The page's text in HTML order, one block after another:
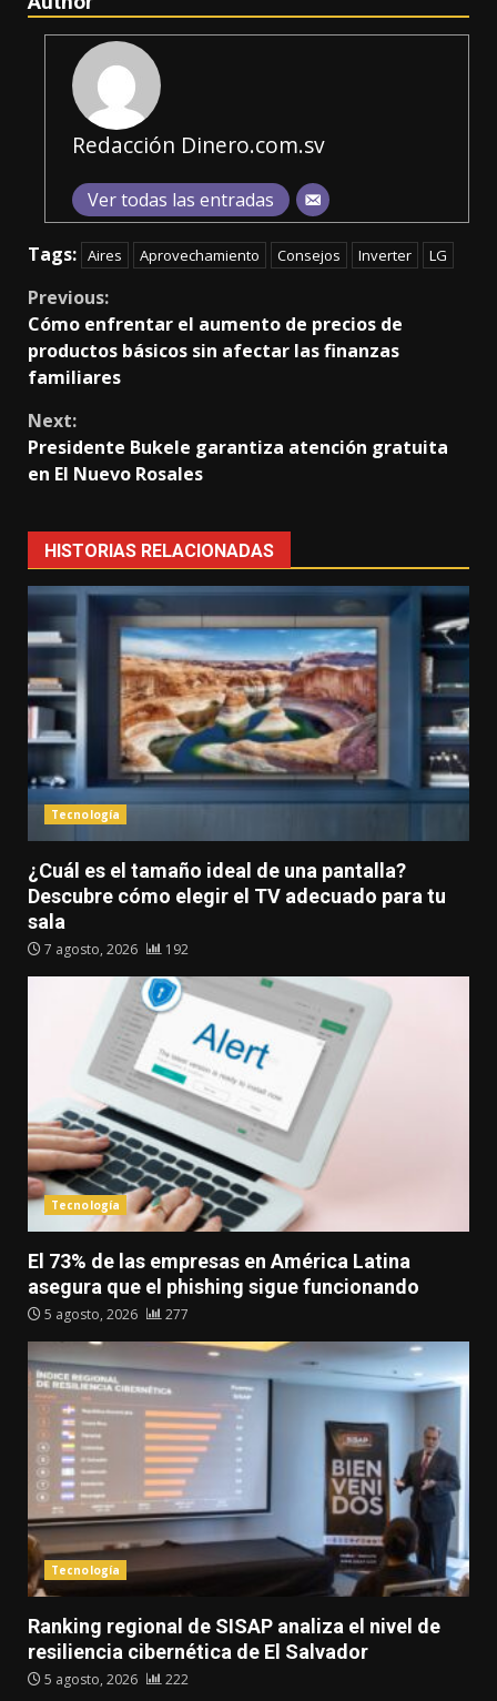
Redacción Dinero.com.sv
Ver todas las entradas
Tags: Aires Aprovechamiento Consejos Inverter LG
Continue
Reading
Previous:
Cómo enfrentar el aumento de precios de
productos básicos sin afectar las finanzas
familiares
Next:
Presidente Bukele garantiza atención gratuita
en El Nuevo Rosales
HISTORIAS RELACIONADAS
Tecnología
¿Cuál es el tamaño ideal de una pantalla?
Descubre cómo elegir el TV adecuado para tu
sala
7 agosto, 2026 192
Tecnología
El 73% de las empresas en América Latina
asegura que el phishing sigue funcionando
5 agosto, 2026 277
Tecnología
Ranking regional de SISAP analiza el nivel de
resiliencia cibernética de El Salvador
5 agosto, 2026 222